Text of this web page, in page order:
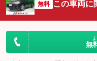
無料 この車両に
無